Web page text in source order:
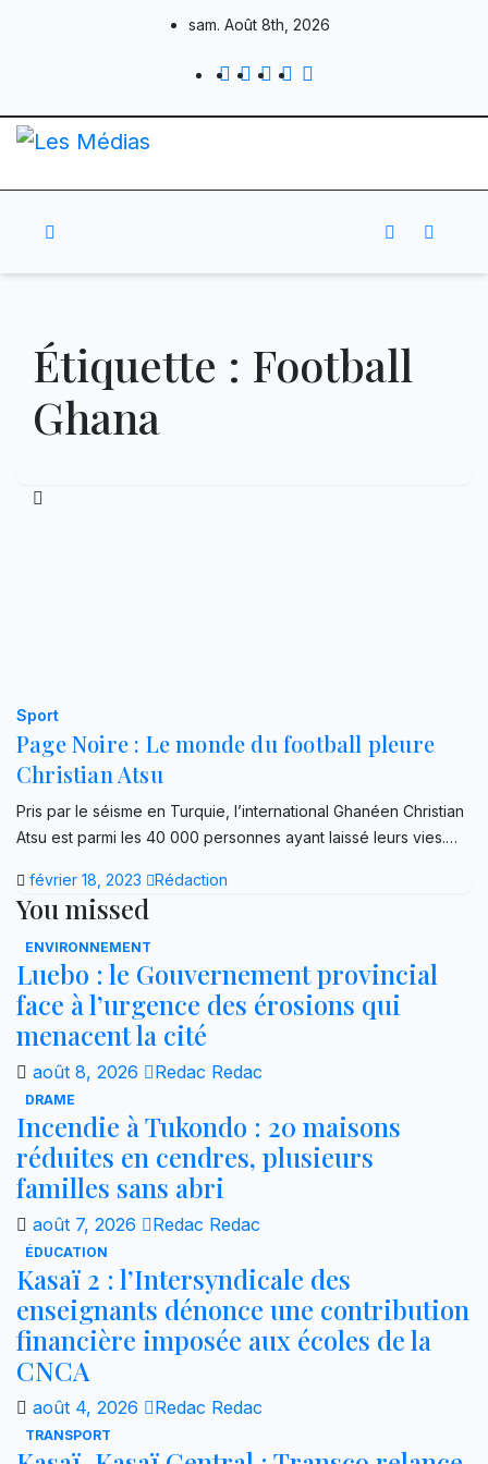
sam. Août 8th, 2026
Étiquette : Football
Ghana
Sport
Page Noire : Le monde du football pleure
Christian Atsu
Pris par le séisme en Turquie, l’international Ghanéen Christian
Atsu est parmi les 40 000 personnes ayant laissé leurs vies.…
février 18, 2023 Rédaction
You missed
ENVIRONNEMENT
Luebo : le Gouvernement provincial
face à l’urgence des érosions qui
menacent la cité
août 8, 2026 Redac Redac
DRAME
Incendie à Tukondo : 20 maisons
réduites en cendres, plusieurs
familles sans abri
août 7, 2026 Redac Redac
ÉDUCATION
Kasaï 2 : l’Intersyndicale des
enseignants dénonce une contribution
financière imposée aux écoles de la
CNCA
août 4, 2026 Redac Redac
TRANSPORT